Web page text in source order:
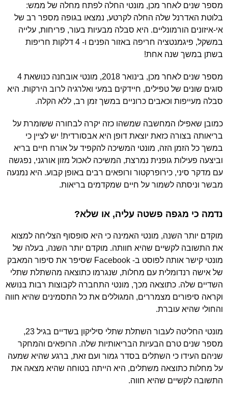
מספר שנים לאחר מכן, מונטי החלה לפתח מחלה של ממש:
בלוטת האדרנל שלה החלה לקרטע, נמצאו בגופה מספר רב של
אי-איזונים הורמונליים. היא סבלה מבעיות בעור, פריחות, עלייה
במשקל, פיגמנטציה חריפה באזור הפנים ו- 4 דלקות חריפות
בשתן במשך שנה אחת!
מספר שנים לאחר מכן, בינואר 2018, מונטי אובחנה כנושאת 4
סוגים שונים של טפילים, חיידקים במעי ואלרגיה לרוב הירקות. היא
סבלה מעייפות וכאבים כרוניים במשך זמן רב, ללא הקלה.
כמובן שאפילו המחשבה שמשהו כזה יקרה לבחורה ששומרת על
בריאותה בצורה כזאת יוצאת דופן היא אבסורדית! יש לציין כי
במשך כל הזמן הזה, מונטי המשיכה להקפיד על אורח חיים בריא
וביצעה פעילות גופנית נמרצת, המשיכה לאכול מזון אורגני, נפגשה
עם מדקר סיני, כירופרקטור ורופאים רבים באופן קבוע. היא נמנעה
מבשר וניסתה לשמור על חיים שמקדמים בריאות.
נדמה כי מגפה פשטה עליה, או שלא?
מוקדם יותר השנה, מונטי האמינה כי היא סופסוף הצליחה למצוא
את התשובה לקשיים שהיא חוותה. מוקדם יותר השנה, בעלה של
מונטי קישר אותה לפוסט ב- Facebook שסיפר את סיפור המאבק
של אישה רנדומלית עם מחלות, שנגרמו כתוצאה מהשתלת שתלי
השדיים שלה. כתוצאה מכך, מונטי התחברה לקבוצות רבות בנושא
וקראה סיפורים מצמררים, המגוללים את כל התסמינים שהיא חווה
והחולי שהיא עוברת.
מונטי החליטה לעבור השתלת שתלי סיליקון בשדיים בגיל 23,
מספר שנים טרם הבעיות הבריאותיות שלה. הרופאים והמחקר
שניהם העידו כי השתלים בסדר גמור ועם זאת, ברגע שהיא שמעה
על מחלות כתוצאה משתלים, היא הייתה בטוחה שהיא מצאה את
התשובה לקשיים שהיא חווה.